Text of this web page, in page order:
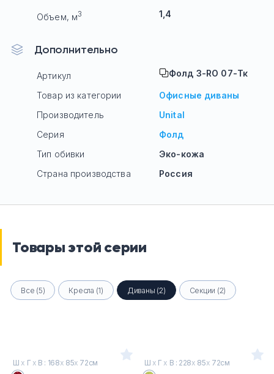
Объем, м3 1,4
Дополнительно
Артикул Фолд 3-RO 07-Тк
Товар из категории
Офисные диваны
Производитель
Unital
Серия
Фолд
Тип обивки
Эко-кожа
Страна производства
Россия
Товары этой серии
Все (5) Кресла (1) Диваны (2) Секции (2)
Ш х Г х В : 168х 85х 72см Ш х Г х В : 228х 85х 72см